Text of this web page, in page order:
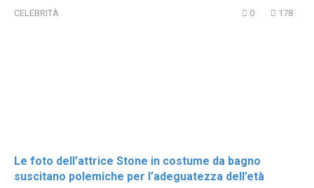
CELEBRITÀ 0 178
Le foto dell’attrice Stone in costume da bagno
suscitano polemiche per l’adeguatezza dell’età